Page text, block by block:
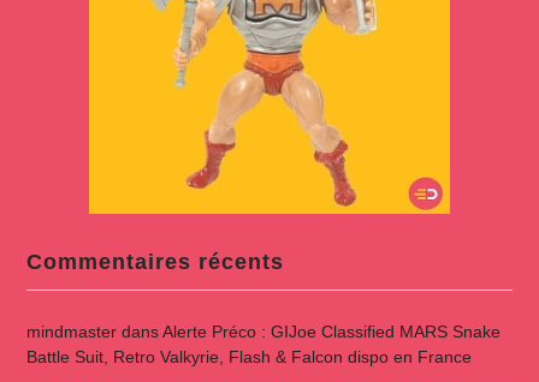
Commentaires récents
mindmasterdansAlerte Préco : GIJoe Classified MARS Snake
Battle Suit, Retro Valkyrie, Flash & Falcon dispo en France